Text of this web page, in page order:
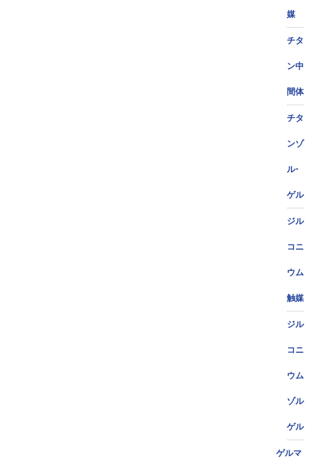
媒
チタ
ン中
間体
チタ
ンゾ
ル-
ゲル
ジル
コニ
ウム
触媒
ジル
コニ
ウム
ゾル
ゲル
ゲルマ